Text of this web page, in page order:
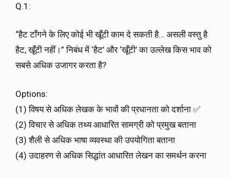
Q.1:
“हैट टाँगने के लिए कोई भी खूँटी काम दे सकती है… असली वस्तु है
हैट, खूँटी नहीं।” निबंध में ‘हैट’ और ‘खूँटी’ का उल्लेख किस भाव को
सबसे अधिक उजागर करता है?
Options:
(1) विषय से अधिक लेखक के भावों की प्रधानता को दर्शाना ✅
(2) विचार से अधिक तथ्य आधारित सामग्री को प्रमुख बताना
(3) शैली से अधिक भाषा व्यवस्था की उपयोगिता बताना
(4) उदाहरण से अधिक सिद्धांत आधारित लेखन का समर्थन करना